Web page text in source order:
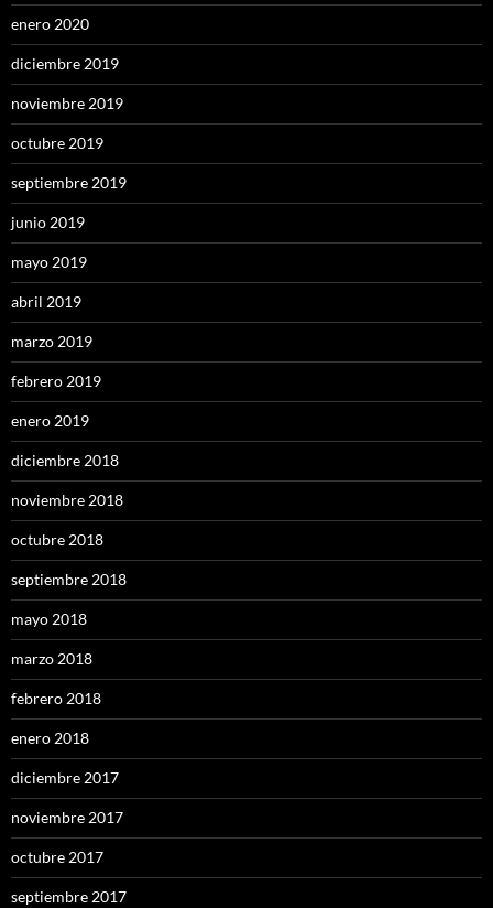
enero 2020
diciembre 2019
noviembre 2019
octubre 2019
septiembre 2019
junio 2019
mayo 2019
abril 2019
marzo 2019
febrero 2019
enero 2019
diciembre 2018
noviembre 2018
octubre 2018
septiembre 2018
mayo 2018
marzo 2018
febrero 2018
enero 2018
diciembre 2017
noviembre 2017
octubre 2017
septiembre 2017